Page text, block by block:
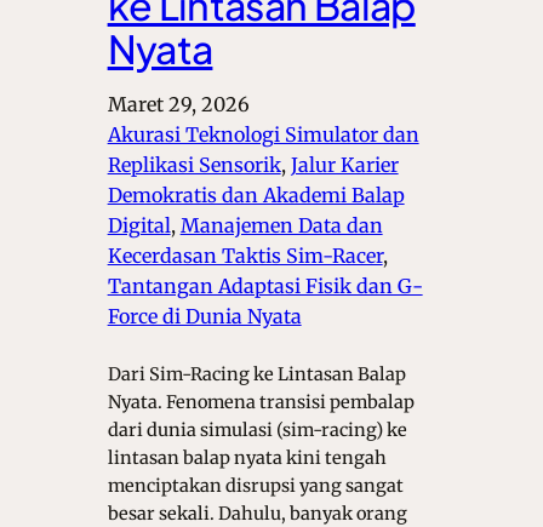
Nyata
Maret 29, 2026
Akurasi Teknologi Simulator dan
Replikasi Sensorik, Jalur Karier
Demokratis dan Akademi Balap
Digital, Manajemen Data dan
Kecerdasan Taktis Sim-Racer ,
Tantangan Adaptasi Fisik dan G-
Force di Dunia Nyata
Dari Sim-Racing ke Lintasan Balap
Nyata. Fenomena transisi pembalap
dari dunia simulasi (sim-racing) ke
lintasan balap nyata kini tengah
menciptakan disrupsi yang sangat
besar sekali. Dahulu, banyak orang